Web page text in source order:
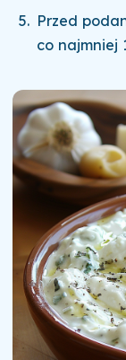
Przed
co najmniej